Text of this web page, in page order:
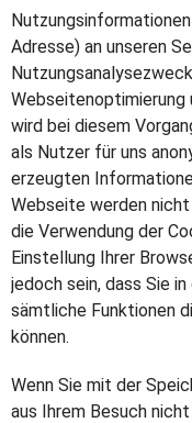
Adresse) an unseren
wird bei diesem
als Nutzer für uns
erzeugten
Webseite werden
die Verwendung der
Einstellung Ihrer
jedoch sein, dass Sie
sämtliche Funktionen
können.
Wenn Sie mit der
aus Ihrem Besuch